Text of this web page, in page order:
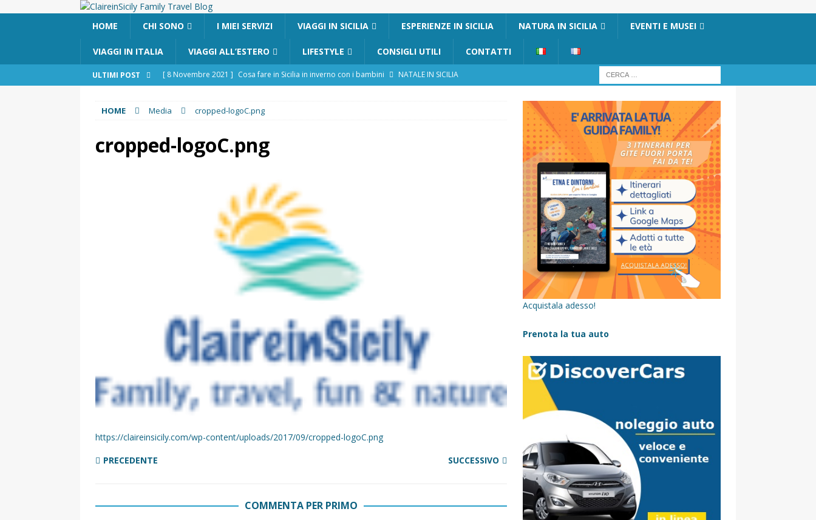
HOME CHI SONO I MIEI SERVIZI VIAGGI IN SICILIA ESPERIENZE IN SICILIA NATURA IN SICILIA EVENTI E MUSEI
VIAGGI IN ITALIA VIAGGI ALL’ESTERO LIFESTYLE CONSIGLI UTILI CONTATTI
ULTIMI POST [ 8 Novembre 2021 ] Cosa fare in Sicilia in inverno con i bambini
NATALE IN SICILIA
[ 6 Maggio 2026 ] Cascate del Catafurco con bambini: guida completa su come arrivare,
percorso e consigli utili
[ 5 Marzo 2026 ]
Dove dormire a Pantelleria: dammusi vista mare e resort immersi nella natura
[ 17 Dicembre 2025 ] Organizzare un viaggio in Sicilia con i bambini (senza stress)
[ 14 Settembre 2025 ] Rifugi e Bivacchi sull’Etna: Guida Completa per Famiglie
PARCHI NATURALI E AREE PICNIC
Escursioni in Sicilia con bambini: itinerari imperdibili (+ consigli utili)- Parte 1
[ 17 Settembre 2023 ]
Vendemmia con i bambini in Sicilia, dove andare?
DIDATTICHE
[ 19 Gennaio 2023 ] Visitare la Fiumara d’Arte con i bambini, quando la natura incontra l’arte
VIAGGI IN SICILIA
[ 20 Marzo 2022 ] Cosa fare in Sicilia con i bambini: mare, attività e tour a prova di famiglia
HOME Media cropped-logoC.png
cropped-logoC.png
https://claireinsicily.com/wp-content/uploads/2017/09/cropped-logoC.png
PRECEDENTE
SUCCESSIVO
COMMENTA PER PRIMO
Acquistala adesso!
Prenota la tua auto